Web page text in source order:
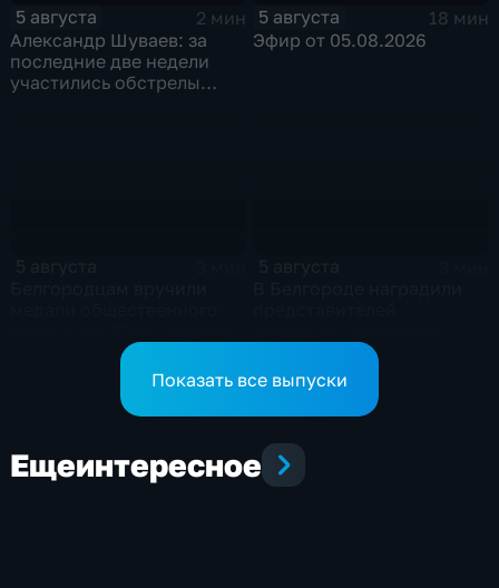
5 августа
2 мин
Александр Шуваев: за
последние две недели
участились обстрелы
5 августа
18 мин
Эфир от 05.08.2026
Показать все выпуски
Ещеинтересное